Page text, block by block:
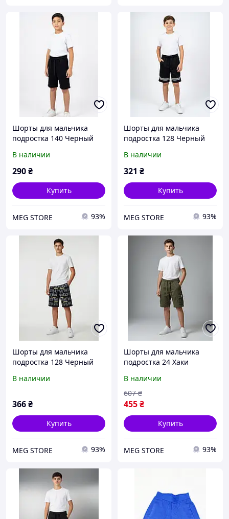
Шорты для мальчика
подростка 140 Черный
В наличии
290₴
Купить
MEG STORE 93%
Шорты для мальчика
подростка 128 Черный
В наличии
321 ₴
Купить
MEG STORE 93%
Шорты для мальчика
подростка 128 Черный
В наличии
366₴
Купить
MEG STORE 93%
Шорты для мальчика
подростка 24 Хаки
В наличии
455₴
607 ₴
Купить
MEG STORE 93%